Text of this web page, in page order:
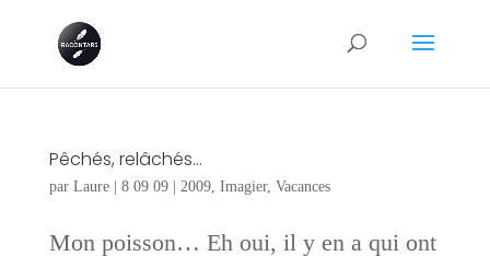
Pêchés, relâchés…
par Laure| 8 09 09| 2009, Imagier, Vacances
Mon poisson… Eh oui, il y en a qui ont